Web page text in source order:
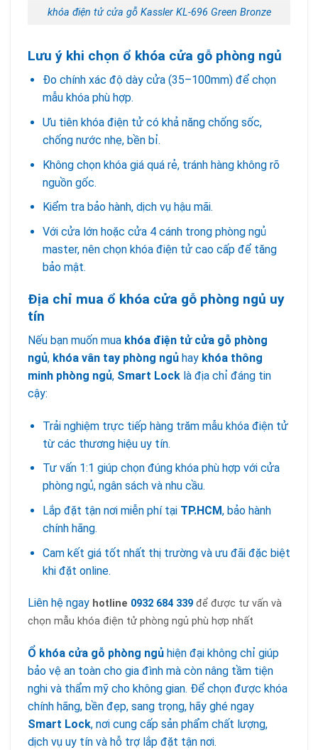
khóa điện tử cửa gỗ Kassler KL-696 Green Bronze
Lưu ý khi chọn ổ khóa cửa gỗ phòng ngủ
Đo chính xác độ dày cửa (35–100mm) để chọn
mẫu khóa phù hợp.
Ưu tiên khóa điện tử có khả năng chống sốc,
chống nước nhẹ, bền bỉ.
Không chọn khóa giá quá rẻ, tránh hàng không rõ
nguồn gốc.
Kiểm tra bảo hành, dịch vụ hậu mãi.
Với cửa lớn hoặc cửa 4 cánh trong phòng ngủ
master, nên chọn khóa điện tử cao cấp để tăng
bảo mật.
Địa chỉ mua ổ khóa cửa gỗ phòng ngủ uy
tín
Nếu bạn muốn mua khóa điện tử cửa gỗ phòng
ngủ, khóa vân tay phòng ngủ hay khóa thông
minh phòng ngủ, Smart Lock là địa chỉ đáng tin
cậy:
Trải nghiệm trực tiếp hàng trăm mẫu khóa điện tử
từ các thương hiệu uy tín.
Tư vấn 1:1 giúp chọn đúng khóa phù hợp với cửa
phòng ngủ, ngân sách và nhu cầu.
Lắp đặt tận nơi miễn phí tại TP.HCM, bảo hành
chính hãng.
Cam kết giá tốt nhất thị trường và ưu đãi đặc biệt
khi đặt online.
Liên hệ ngay hotline 0932 684 339 để được tư vấn và
chọn mẫu khóa điện tử phòng ngủ phù hợp nhất
Ổ khóa cửa gỗ phòng ngủ hiện đại không chỉ giúp
bảo vệ an toàn cho gia đình mà còn nâng tầm tiện
nghi và thẩm mỹ cho không gian. Để chọn được khóa
chính hãng, bền đẹp, sang trọng, hãy ghé ngay
Smart Lock, nơi cung cấp sản phẩm chất lượng,
dịch vụ uy tín và hỗ trợ lắp đặt tận nơi.